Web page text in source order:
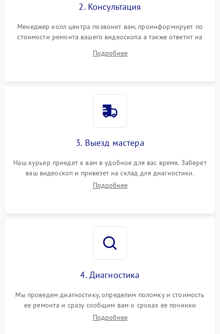
2. Консультация
Менеджер колл центра позвонит вам, проинформирует по
стоимости ремонта вашего видеоскопа а также ответит на
Подробнее
3. Выезд мастера
Наш курьер приедет к вам в удобное для вас время. Заберет
ваш видеоскоп и привезет на склад для диагностики.
Подробнее
4. Диагностика
Мы проведем диагностику, определим поломку и стоимость
ее ремонта и сразу сообщим вам о сроках ее починки
Подробнее